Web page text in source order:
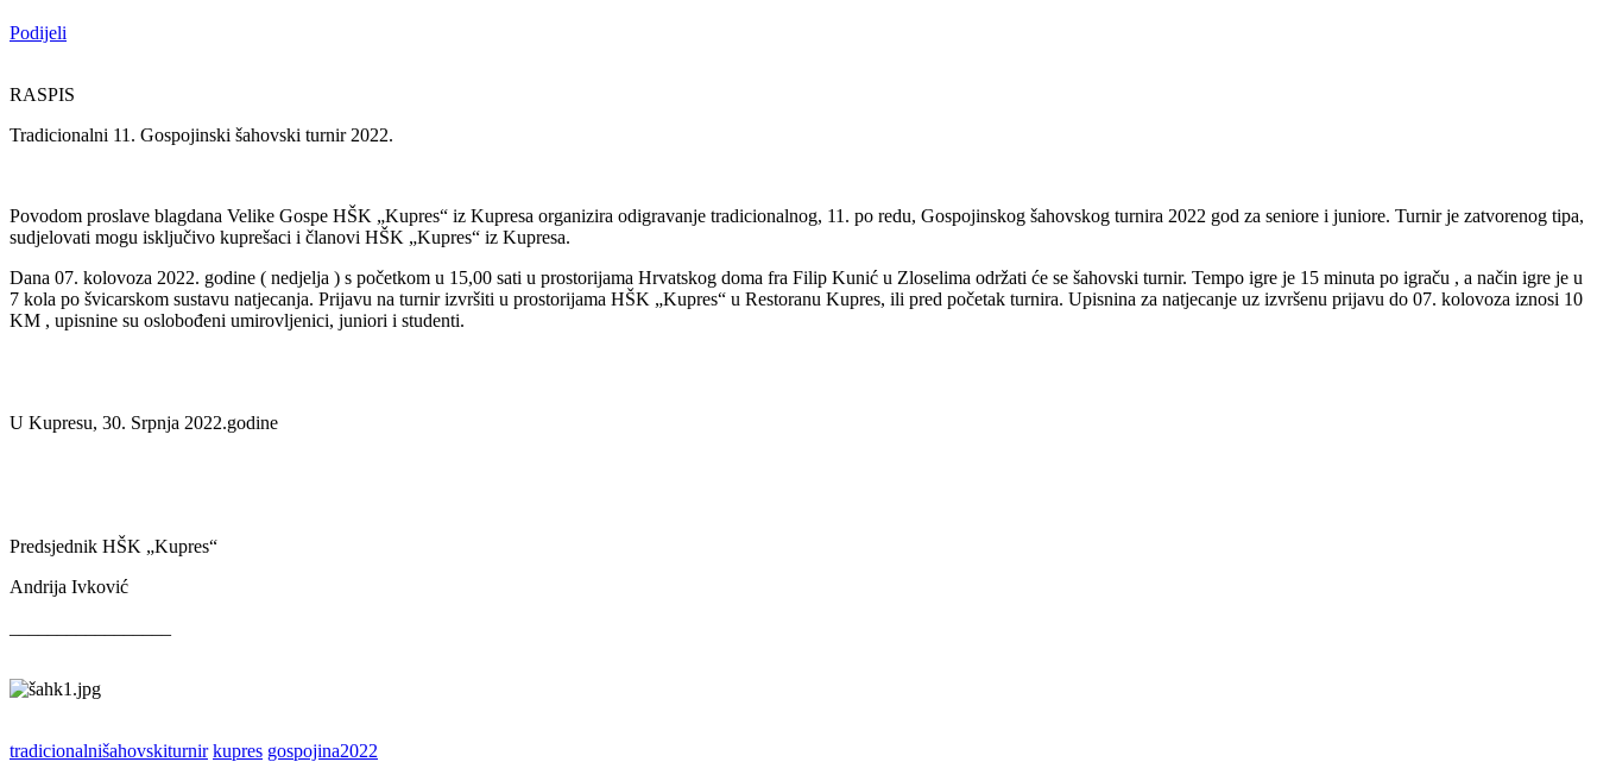
Podijeli
RASPIS
Tradicionalni 11. Gospojinski šahovski turnir 2022.
Povodom proslave blagdana Velike Gospe HŠK „Kupres“ iz Kupresa organizira odigravanje tradicionalnog, 11. po redu, Gospojinskog šahovskog turnira 2022 god za seniore i juniore. Turnir je zatvorenog tipa,
sudjelovati mogu isključivo kuprešaci i članovi HŠK „Kupres“ iz Kupresa.
Dana 07. kolovoza 2022. godine ( nedjelja ) s početkom u 15,00 sati u prostorijama Hrvatskog doma fra Filip Kunić u Zloselima održati će se šahovski turnir. Tempo igre je 15 minuta po igraču , a način igre je u
7 kola po švicarskom sustavu natjecanja. Prijavu na turnir izvršiti u prostorijama HŠK „Kupres“ u Restoranu Kupres, ili pred početak turnira. Upisnina za natjecanje uz izvršenu prijavu do 07. kolovoza iznosi 10
KM , upisnine su oslobođeni umirovljenici, juniori i studenti.
U Kupresu, 30. Srpnja 2022.godine
Predsjednik HŠK „Kupres“
Andrija Ivković
tradicionalnišahovskiturnir kupres gospojina2022